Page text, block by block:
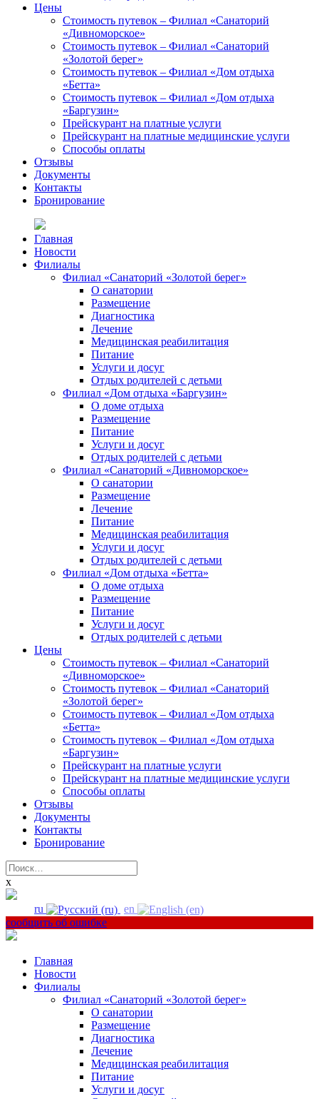
Цены
Стоимость путевок – Филиал «Санаторий
«Дивноморское»
Стоимость путевок – Филиал «Санаторий
«Золотой берег»
Стоимость путевок – Филиал «Дом отдыха
«Бетта»
Стоимость путевок – Филиал «Дом отдыха
«Баргузин»
Прейскурант на платные услуги
Прейскурант на платные медицинские услуги
Способы оплаты
Отзывы
Документы
Контакты
Бронирование
Главная
Новости
Филиалы
Филиал «Санаторий «Золотой берег»
О санатории
Размещение
Диагностика
Лечение
Медицинская реабилитация
Питание
Услуги и досуг
Отдых родителей с детьми
Филиал «Дом отдыха «Баргузин»
О доме отдыха
Размещение
Питание
Услуги и досуг
Отдых родителей с детьми
Филиал «Санаторий «Дивноморское»
О санатории
Размещение
Лечение
Питание
Медицинская реабилитация
Услуги и досуг
Отдых родителей с детьми
Филиал «Дом отдыха «Бетта»
О доме отдыха
Размещение
Питание
Услуги и досуг
Отдых родителей с детьми
Цены
Стоимость путевок – Филиал «Санаторий
«Дивноморское»
Стоимость путевок – Филиал «Санаторий
«Золотой берег»
Стоимость путевок – Филиал «Дом отдыха
«Бетта»
Стоимость путевок – Филиал «Дом отдыха
«Баргузин»
Прейскурант на платные услуги
Прейскурант на платные медицинские услуги
Способы оплаты
Отзывы
Документы
Контакты
Бронирование
Найти:
x
ru
en
сообщить об ошибке
Главная
Новости
Филиалы
Филиал «Санаторий «Золотой берег»
О санатории
Размещение
Диагностика
Лечение
Медицинская реабилитация
Питание
Услуги и досуг